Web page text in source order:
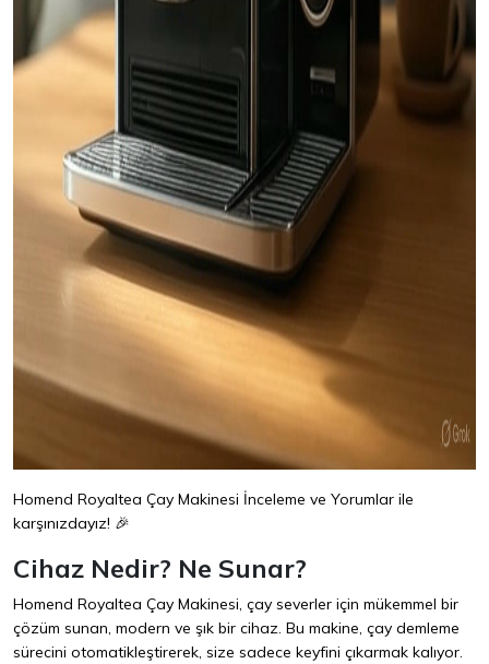
Homend Royaltea Çay Makinesi İnceleme ve Yorumlar ile
karşınızdayız! 🎉
Cihaz Nedir? Ne Sunar?
Homend Royaltea Çay Makinesi, çay severler için mükemmel bir
çözüm sunan, modern ve şık bir cihaz. Bu makine, çay demleme
sürecini otomatikleştirerek, size sadece keyfini çıkarmak kalıyor.